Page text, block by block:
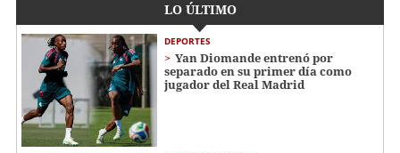
LO ÚLTIMO
DEPORTES
Yan Diomande entrenó por
separado en su primer día como
jugador del Real Madrid